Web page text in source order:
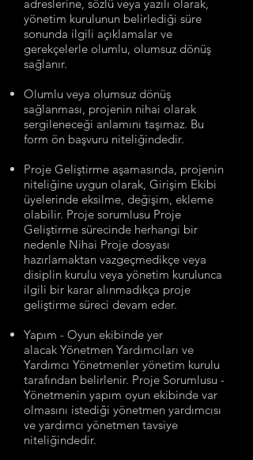
adreslerine, sözlü veya yazılı olarak,
yönetim kurulunun belirlediği süre
sonunda ilgili açıklamalar ve
gerekçelerle olumlu, olumsuz dönüş
sağlanır.
Olumlu veya olumsuz dönüş
sağlanması, projenin nihai olarak
sergileneceği anlamını taşımaz. Bu
form ön başvuru niteliğindedir.
Proje Geliştirme aşamasında, projenin
niteliğine uygun olarak, Girişim Ekibi
üyelerinde eksilme, değişim, ekleme
olabilir. Proje sorumlusu Proje
Geliştirme sürecinde herhangi bir
nedenle Nihai Proje dosyası
hazırlamaktan vazgeçmedikçe veya
disiplin kurulu veya yönetim kurulunca
ilgili bir karar alınmadıkça proje
geliştirme süreci devam eder.
Yapım - Oyun ekibinde yer
alacak Yönetmen Yardımcıları ve
Yardımcı Yönetmenler yönetim kurulu
tarafından belirlenir. Proje Sorumlusu -
Yönetmenin yapım oyun ekibinde var
olmasını istediği yönetmen yardımcısı
ve yardımcı yönetmen tavsiye
niteliğindedir.